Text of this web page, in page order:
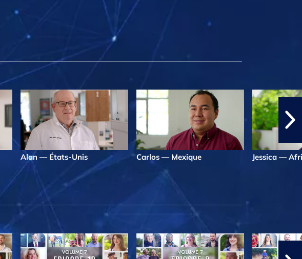
Alan — États-Unis Carlos — Mexique Jessica —